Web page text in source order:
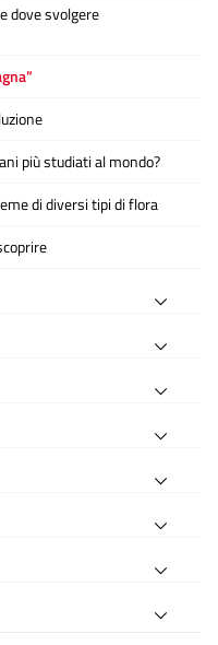
dove svolgere
più studiati al mondo?
di diversi tipi di flora